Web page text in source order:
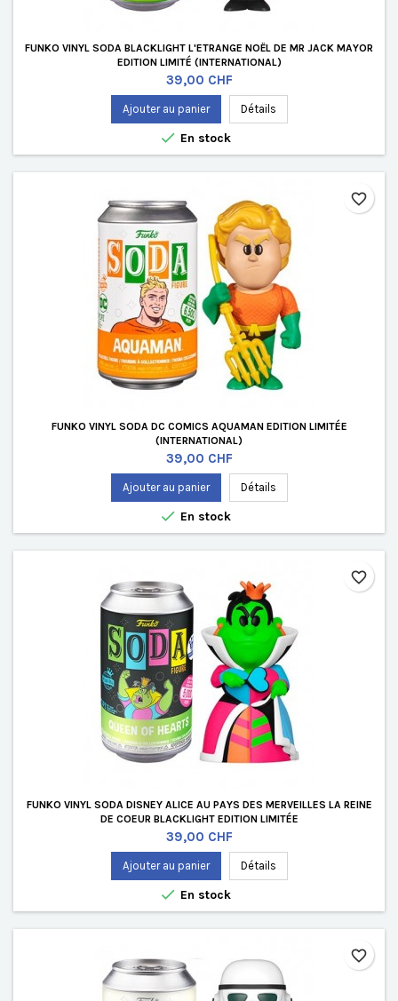
FUNKO VINYL SODA BLACKLIGHT L'ETRANGE NOËL DE MR JACK MAYOR
EDITION LIMITÉ (INTERNATIONAL)
Prix
39,00 CHF
Ajouter au panier Détails
 En stock
FUNKO VINYL SODA DC COMICS AQUAMAN EDITION LIMITÉE
(INTERNATIONAL)
Prix
39,00 CHF
Ajouter au panier Détails
 En stock
favorite_border
FUNKO VINYL SODA DISNEY ALICE AU PAYS DES MERVEILLES LA REINE
DE COEUR BLACKLIGHT EDITION LIMITÉE
Prix
39,00 CHF
Ajouter au panier Détails
 En stock
favorite_border
favorite_border